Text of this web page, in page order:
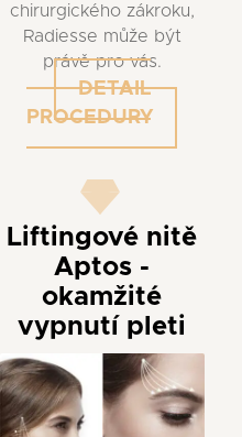
chirurgického zákroku,
Radiesse může být
právě pro vás.
DETAIL
PROCEDURY
Liftingové nitě
Aptos -
okamžité
vypnutí pleti